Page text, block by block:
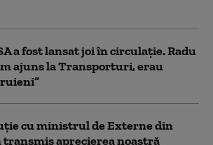
a fost lansat joi în circulație. Radu
ajuns la Transporturi, erau
cu ministrul de Externe din
transmis aprecierea noastră